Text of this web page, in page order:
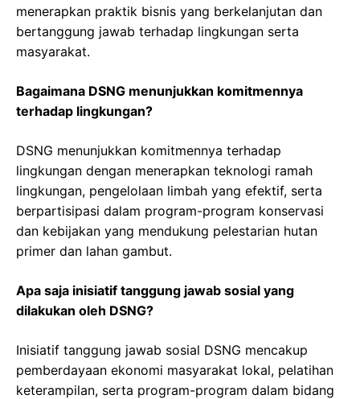
menerapkan praktik bisnis yang berkelanjutan dan
bertanggung jawab terhadap lingkungan serta
masyarakat.
Bagaimana DSNG menunjukkan komitmennya
terhadap lingkungan?
DSNG menunjukkan komitmennya terhadap
lingkungan dengan menerapkan teknologi ramah
lingkungan, pengelolaan limbah yang efektif, serta
berpartisipasi dalam program-program konservasi
dan kebijakan yang mendukung pelestarian hutan
primer dan lahan gambut.
Apa saja inisiatif tanggung jawab sosial yang
dilakukan oleh DSNG?
Inisiatif tanggung jawab sosial DSNG mencakup
pemberdayaan ekonomi masyarakat lokal, pelatihan
keterampilan, serta program-program dalam bidang